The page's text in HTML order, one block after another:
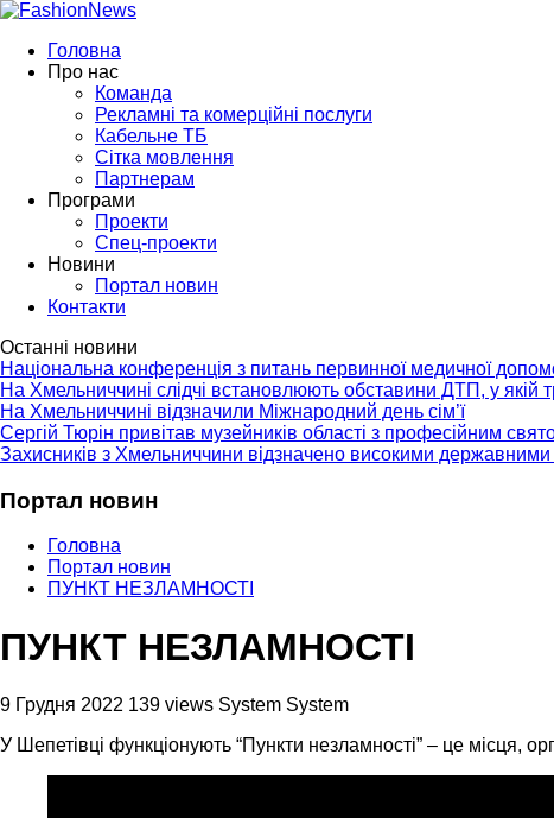
Головна
Про нас
Команда
Рекламні та комерційні послуги
Кабельне ТБ
Сітка мовлення
Партнерам
Програми
Проекти
Спец-проекти
Новини
Портал новин
Контакти
Останні новини
Національна конференція з питань первинної медичної
На Хмельниччині слідчі встановлюють обставини ДТП, у якій
На Хмельниччині відзначили Міжнародний день сім’ї
Сергій Тюрін привітав музейників області з професійним
Захисників з Хмельниччини відзначено високими
Портал новин
Головна
Портал новин
ПУНКТ НЕЗЛАМНОСТІ
ПУНКТ НЕЗЛАМНОСТІ
9 Грудня 2022 139 views System System
У Шепетівці функціонують “Пункти незламності” – це місця,